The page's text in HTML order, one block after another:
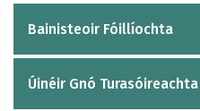
Bainisteoir Fóillíochta
Úinéir Gnó